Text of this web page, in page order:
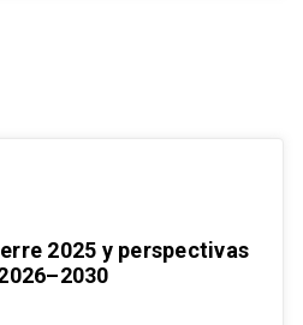
2025 y perspectivas